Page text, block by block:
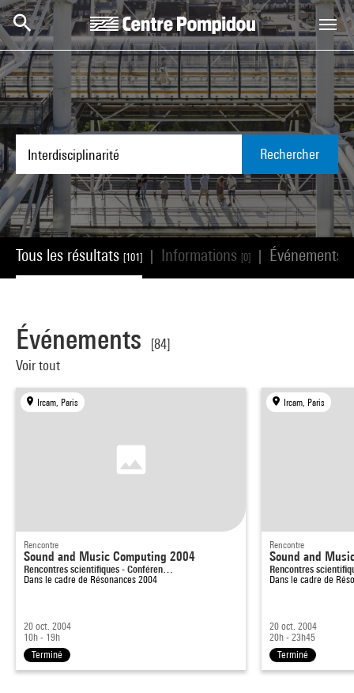
Aller au contenu principal
Centre Pompidou
Rechercher
Tous les résultats [101] Informations [0] Événements
Événements
[84]
Voir tout
Ircam, Paris
Rencontre
Sound and Music Computing 2004
Rencontres scientifiques - Conféren…
Dans le cadre de Résonances 2004
20 oct. 2004
10h - 19h
Terminé
Ircam, Paris
Rencontre
Sound and
Rencontres
Dans le cadre de
20 oct. 2004
20h - 23h45
Terminé